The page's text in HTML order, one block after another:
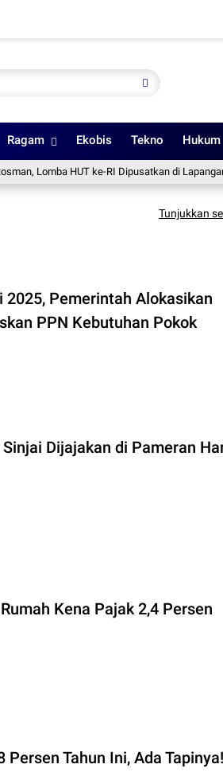
Ragam Ekobis Tekno Hukum
Lomba HUT ke-RI Dipusatkan di Lapangan
Tunjukkan
2025, Pemerintah Alokasikan
PPN Kebutuhan Pokok
Dijajakan di Pameran
Kena Pajak 2,4 Persen
Persen Tahun Ini, Ada Tapinya!